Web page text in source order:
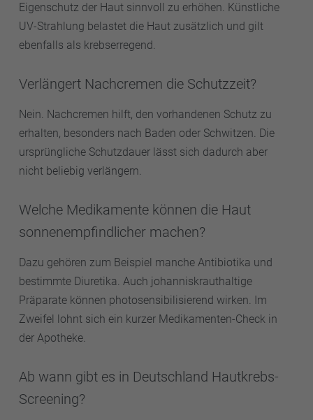
Eigenschutz der Haut sinnvoll zu erhöhen. Künstliche
UV-Strahlung belastet die Haut zusätzlich und gilt
ebenfalls als krebserregend.
Verlängert Nachcremen die Schutzzeit?
Nein. Nachcremen hilft, den vorhandenen Schutz zu
erhalten, besonders nach Baden oder Schwitzen. Die
ursprüngliche Schutzdauer lässt sich dadurch aber
nicht beliebig verlängern.
Welche Medikamente können die Haut
sonnenempfindlicher machen?
Dazu gehören zum Beispiel manche Antibiotika und
bestimmte Diuretika. Auch johanniskrauthaltige
Präparate können photosensibilisierend wirken. Im
Zweifel lohnt sich ein kurzer Medikamenten-Check in
der Apotheke.
Ab wann gibt es in Deutschland Hautkrebs-
Screening?